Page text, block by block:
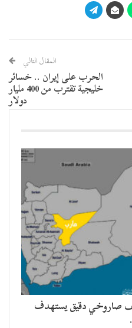
المقال التالي
الحرب على إيران .. خسائر
خليجية تقترب من 400 مليار
دولار
صاروخي دقيق يستهدف